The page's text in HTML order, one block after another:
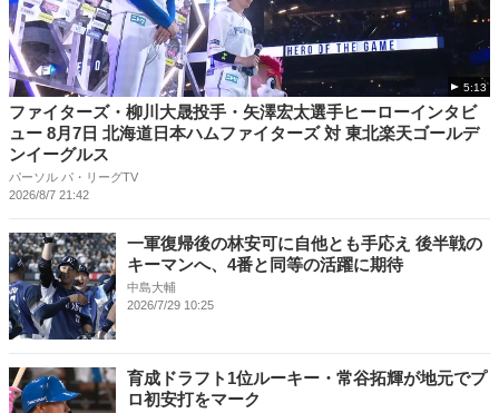
5:13
ファイターズ・柳川大晟投手・矢澤宏太選手ヒーローインタビ
ュー 8月7日 北海道日本ハムファイターズ 対 東北楽天ゴールデ
ンイーグルス
パーソル パ・リーグTV
2026/8/7 21:42
一軍復帰後の林安可に自他とも手応え 後半戦の
キーマンへ、4番と同等の活躍に期待
中島大輔
2026/7/29 10:25
育成ドラフト1位ルーキー・常谷拓輝が地元でプ
ロ初安打をマーク